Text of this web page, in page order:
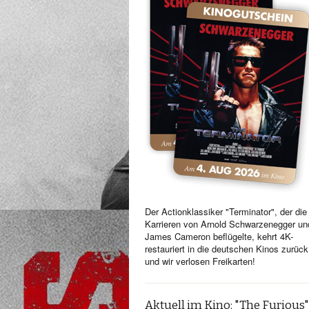
Der Actionklassiker "Terminator", der die
Karrieren von Arnold Schwarzenegger
James Cameron beflügelte, kehrt 4K-
restauriert in die deutschen Kinos zurück
und wir verlosen Freikarten!
Aktuell im Kino: "The Furious"